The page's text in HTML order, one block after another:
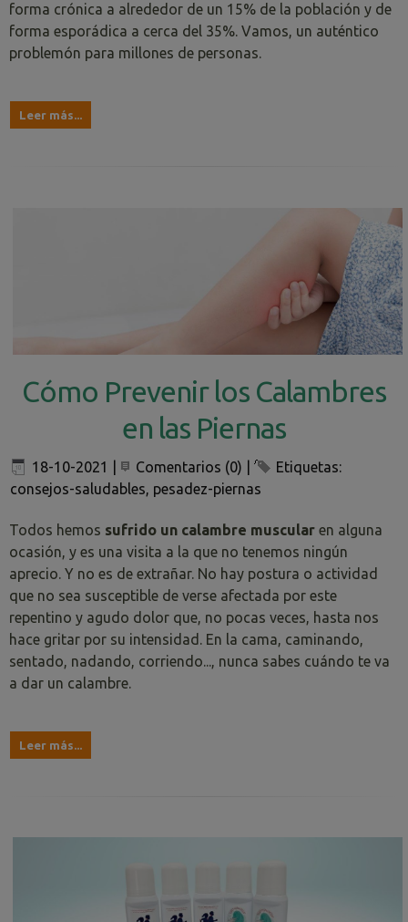
forma crónica a alrededor de un 15% de la población y de
forma esporádica a cerca del 35%. Vamos, un auténtico
problemón para millones de personas.
Leer más...
Cómo Prevenir los Calambres
en las Piernas
18-10-2021 Comentarios (0)
Etiquetas:
consejos-saludables, pesadez-piernas
Todos hemos sufrido un calambre muscular en alguna
ocasión, y es una visita a la que no tenemos ningún
aprecio. Y no es de extrañar. No hay postura o actividad
que no sea susceptible de verse afectada por este
repentino y agudo dolor que, no pocas veces, hasta nos
hace gritar por su intensidad. En la cama, caminando,
sentado, nadando, corriendo..., nunca sabes cuándo te va
a dar un calambre.
Leer más...